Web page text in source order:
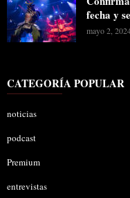
fecha y
mayo 2,
CATEGORÍA POPULAR
noticias
podcast
Premium
entrevistas